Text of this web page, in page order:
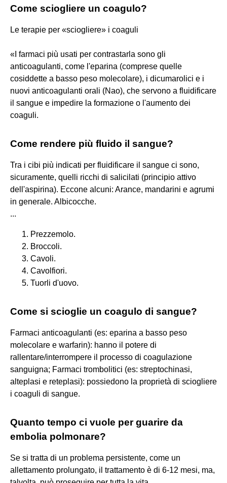
Come sciogliere un coagulo?
Le terapie per «sciogliere» i coaguli
«I farmaci più usati per contrastarla sono gli
anticoagulanti, come l'eparina (comprese quelle
cosiddette a basso peso molecolare), i dicumarolici e i
nuovi anticoagulanti orali (Nao), che servono a fluidificare
il sangue e impedire la formazione o l'aumento dei
coaguli.
Come rendere più fluido il sangue?
Tra i cibi più indicati per fluidificare il sangue ci sono,
sicuramente, quelli ricchi di salicilati (principio attivo
dell'aspirina). Eccone alcuni: Arance, mandarini e agrumi
in generale. Albicocche.
...
Prezzemolo.
Broccoli.
Cavoli.
Cavolfiori.
Tuorli d'uovo.
Come si scioglie un coagulo di sangue?
Farmaci anticoagulanti (es: eparina a basso peso
molecolare e warfarin): hanno il potere di
rallentare/interrompere il processo di coagulazione
sanguigna; Farmaci trombolitici (es: streptochinasi,
alteplasi e reteplasi): possiedono la proprietà di sciogliere
i coaguli di sangue.
Quanto tempo ci vuole per guarire da
embolia polmonare?
Se si tratta di un problema persistente, come un
allettamento prolungato, il trattamento è di 6-12 mesi, ma,